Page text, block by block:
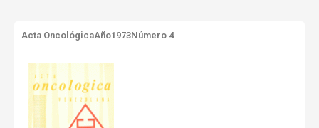
Acta OncológicaAño1973Número 4